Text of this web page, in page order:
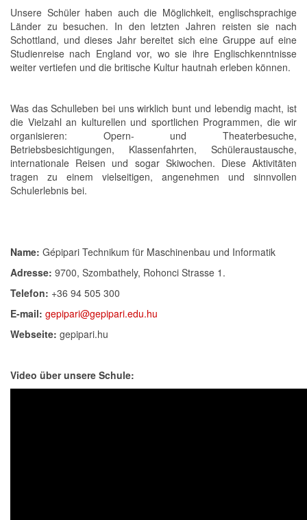
Unsere Schüler haben auch die Möglichkeit, englischsprachige
Länder zu besuchen. In den letzten Jahren reisten sie nach
Schottland, und dieses Jahr bereitet sich eine Gruppe auf eine
Studienreise nach England vor, wo sie ihre Englischkenntnisse
weiter vertiefen und die britische Kultur hautnah erleben können.
Was das Schulleben bei uns wirklich bunt und lebendig macht, ist
die Vielzahl an kulturellen und sportlichen Programmen, die wir
organisieren: Opern- und Theaterbesuche,
Betriebsbesichtigungen, Klassenfahrten, Schüleraustausche,
internationale Reisen und sogar Skiwochen. Diese Aktivitäten
tragen zu einem vielseitigen, angenehmen und sinnvollen
Schulerlebnis bei.
Name: Gépipari Technikum für Maschinenbau und Informatik
Adresse: 9700, Szombathely, Rohonci Strasse 1.
Telefon: +36 94 505 300
E-mail: gepipari@gepipari.edu.hu
Webseite: gepipari.hu
Video über unsere Schule: